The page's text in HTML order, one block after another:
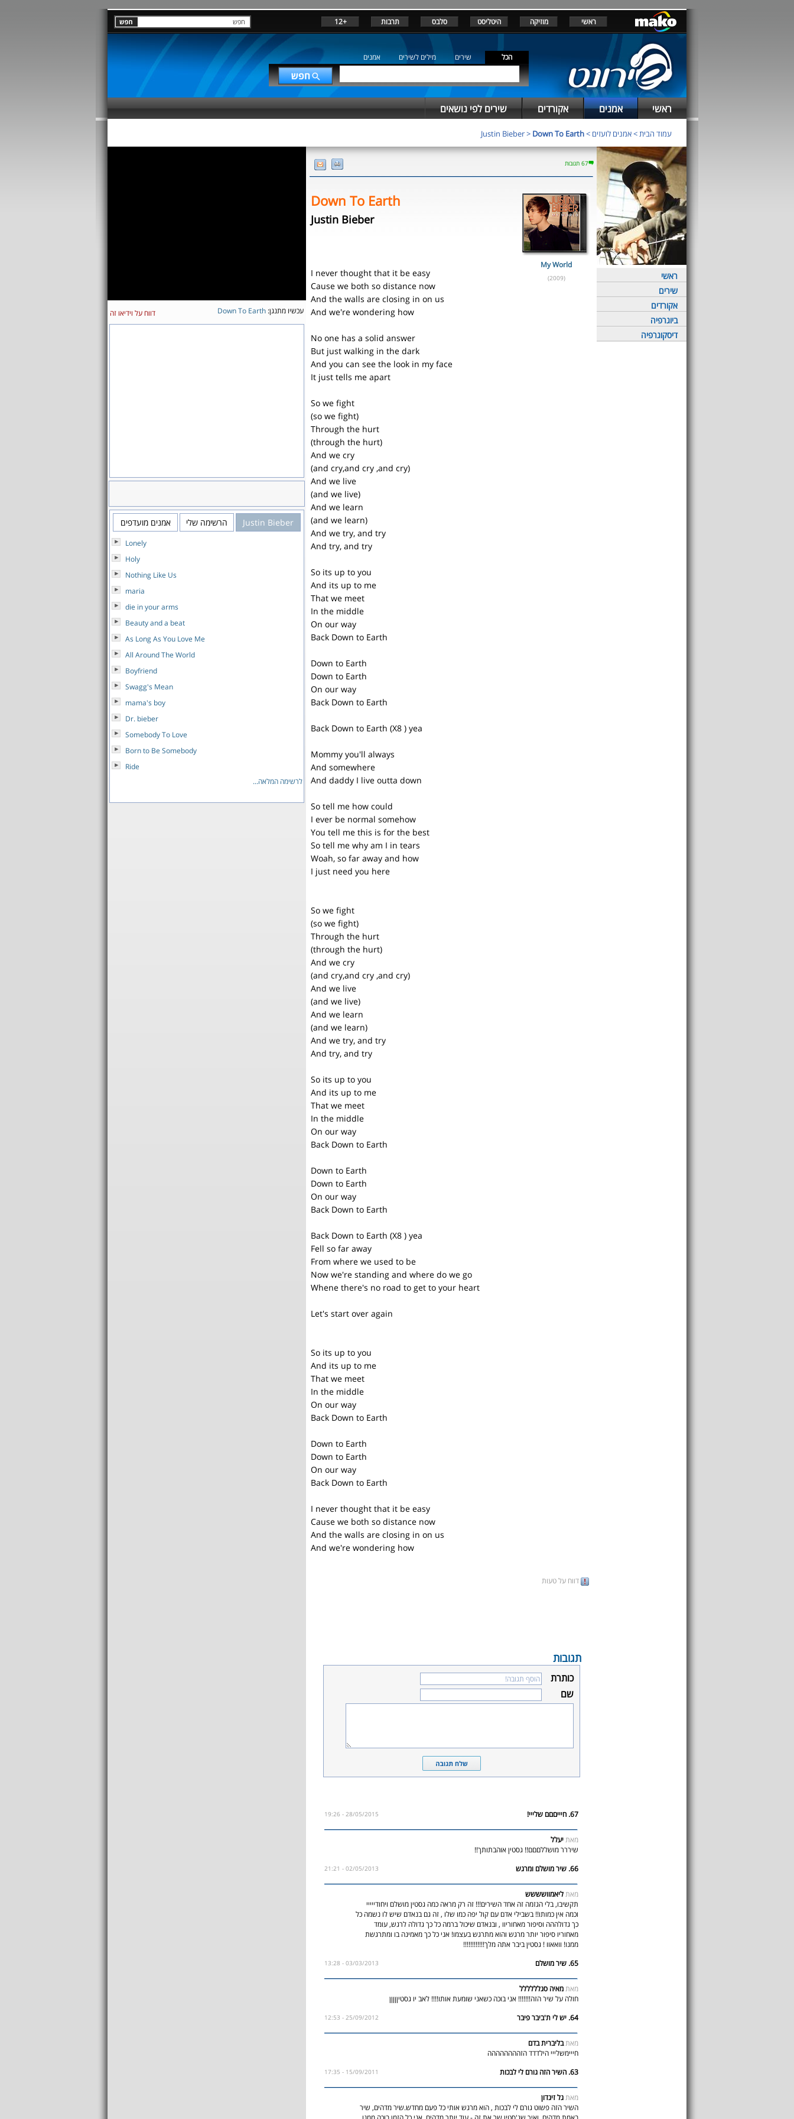
ראשי מוזיקה היטליסט סלבס תרבות +12
הכל שירים מילים לשירים אמנים
ראשי אמנים אקורדים שירים לפי נושאים
עמוד הבית>אמנים לועזים >
Justin Bieber> Down To Earth
ראשי
שירים
אקורדים
ביוגרפיה
דיסקוגרפיה
67 תגובות
Down To Earth
Justin Bieber
I never thought that it be easy
Cause we both so distance now
And the walls are closing in on us
And we're wondering how
No one has a solid answer
But just walking in the dark
And you can see the look in my face
It just tells me apart
So we fight
(so we fight)
Through the hurt
(through the hurt)
And we cry
(and cry,and cry ,and cry)
And we live
(and we live)
And we learn
(and we learn)
And we try, and try
And try, and try
So its up to you
And its up to me
That we meet
In the middle
On our way
Back Down to Earth
Down to Earth
Down to Earth
On our way
Back Down to Earth
Back Down to Earth (X8 ) yea
Mommy you'll always
And somewhere
And daddy I live outta down
So tell me how could
I ever be normal somehow
You tell me this is for the best
So tell me why am I in tears
Woah, so far away and how
I just need you here
So we fight
(so we fight)
Through the hurt
(through the hurt)
And we cry
(and cry,and cry ,and cry)
And we live
(and we live)
And we learn
(and we learn)
And we try, and try
And try, and try
So its up to you
And its up to me
That we meet
In the middle
On our way
Back Down to Earth
Down to Earth
Down to Earth
On our way
Back Down to Earth
Back Down to Earth (X8 ) yea
Fell so far away
From where we used to be
Now we're standing and where do we go
Whene there's no road to get to your heart
Let's start over again
So its up to you
And its up to me
That we meet
In the middle
On our way
Back Down to Earth
Down to Earth
Down to Earth
On our way
Back Down to Earth
I never thought that it be easy
Cause we both so distance now
And the walls are closing in on us
And we're wondering how
My World
(2009)
דווח על טעות
תגובות
כותרת
שם
67. חיייםםם שלייי! 28/05/2015 - 19:26
מאתיעלל
שיררר מושללםםם!! גסטין אוהבתותך!!
66. שיר מושלם ומרגש
02/05/2013 - 21:21
מאתליאמוושששש
תקשיבו, בלי הגזמה זה אחד השירים!!! זה רק מראה כמה גסטין מושלם ויחודייייי
וכמה אין כמותו!! בשבילי אדם עם קול יפה כמו שלו , זה גם בנאדם שיש לו נשמה כל
כך גדולההה וסיפור מאחוריוו , ובנאדם שיכול ברמה כל כך גדולה לרגש, עומד
מאחוריו סיפור יותר מרגש והוא מתרגש בעצמו! אני כל כך מאמינה בו ומתרגשת
ממנו! וואאוו ! גסטין ביבר אתה מלך!!!!!!!!!!!!
65. שיר מושלם
03/03/2013 - 13:28
מאתמאיה סגלללללל
חולה על שיר הזה!!!!!!! אני בוכה כשאני שומעת אותו!!!! לאב יו גסטיןןןןן
64. יש לי ת'ביבר פיבר
25/09/2012 - 12:53
מאתבליברית בדם
חייימשלייי הילדדד הזהההההההה
63. השיר הזה גורם לי לבכות
15/09/2011 - 17:35
מאתגל זיגדון
השיר הזה פשוט גורם לי לבכות , הוא מרגש אותי כל פעם מחדש.שיר מדהים, שיר
עכשיו מתנגן: Down To Earth דווח על וידיאו זה
Justin Bieber הרשימה שלי אמנים מועדפים
Lonely
Holy
Nothing Like Us
maria
die in your arms
Beauty and a beat
As Long As You Love Me
All Around The World
Boyfriend
Swagg's Mean
mama's boy
Dr. bieber
Somebody To Love
Born to Be Somebody
Ride
לרשימה המלאה...